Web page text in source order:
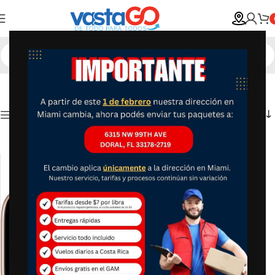
Show column